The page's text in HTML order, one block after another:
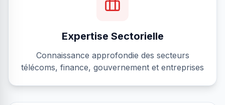
Expertise Sectorielle
Connaissance approfondie des secteurs
télécoms, finance, gouvernement et entreprises